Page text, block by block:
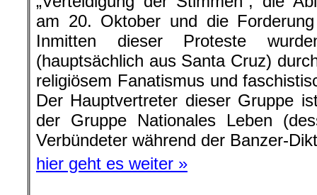
am 20. Oktober und die
Inmitten dieser Proteste
(hauptsächlich aus Santa Cruz)
religiösem Fanatismus und
Der Hauptvertreter dieser Gruppe
der Gruppe Nationales Leben
Verbündeter während der Banzer-
hier geht es weiter »